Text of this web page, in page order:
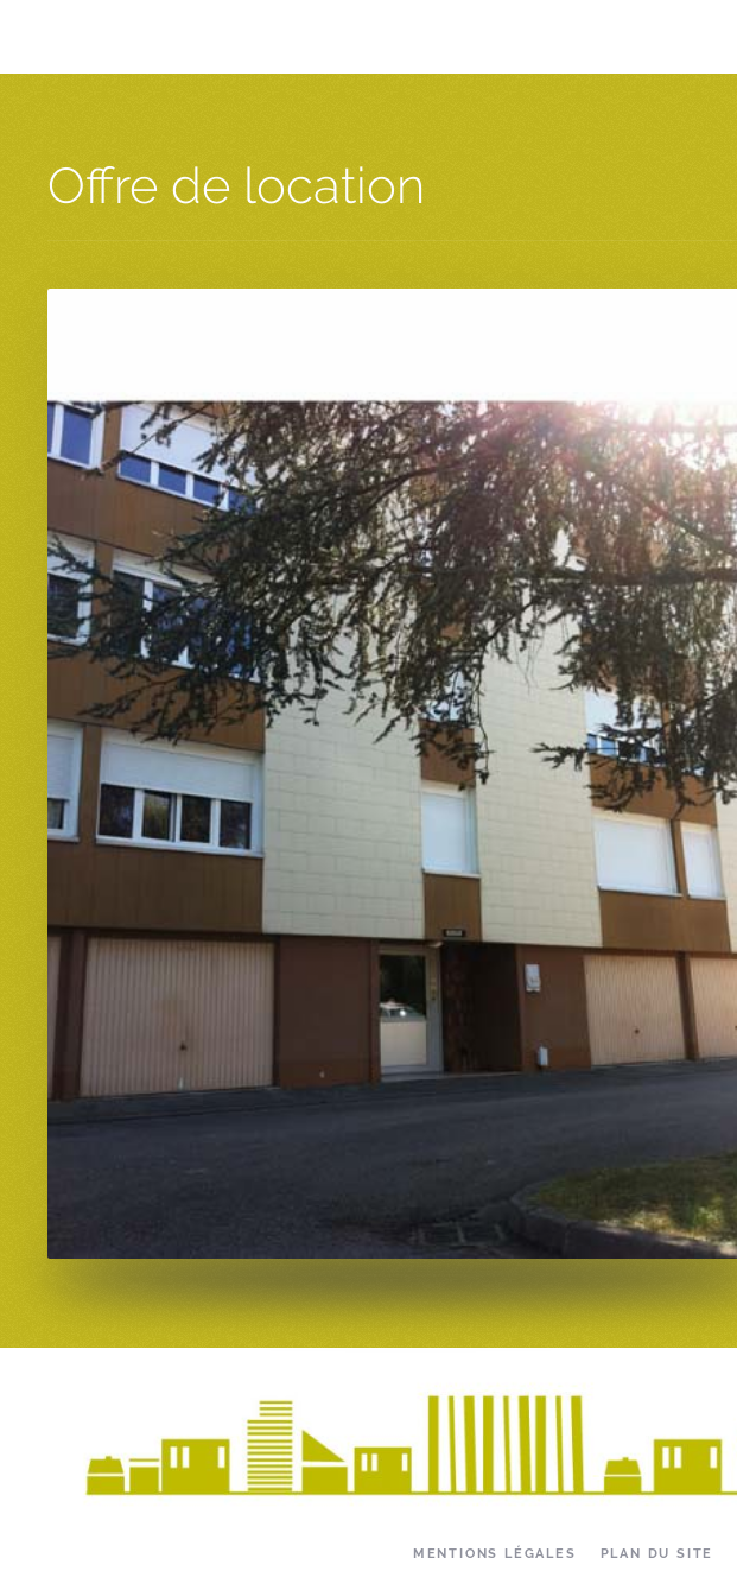
Offre de location
MENTIONS LÉGALES PLAN DU SITE